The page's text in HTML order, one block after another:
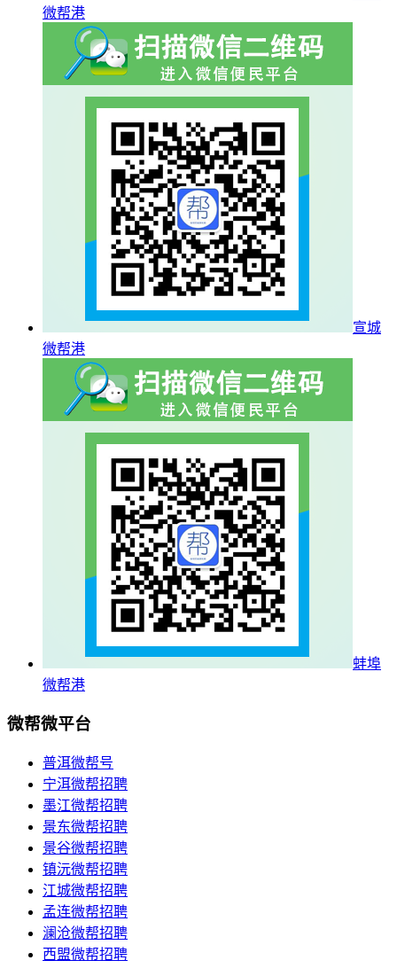
微帮港
宣城
微帮港
蚌埠
微帮港
微帮微平台
普洱微帮号
宁洱微帮招聘
墨江微帮招聘
景东微帮招聘
景谷微帮招聘
镇沅微帮招聘
江城微帮招聘
孟连微帮招聘
澜沧微帮招聘
西盟微帮招聘